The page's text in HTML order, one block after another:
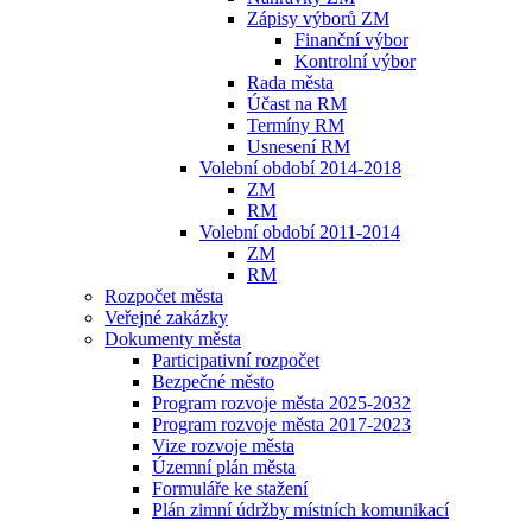
Zápisy výborů ZM
Finanční výbor
Kontrolní výbor
Rada města
Účast na RM
Termíny RM
Usnesení RM
Volební období 2014-2018
ZM
RM
Volební období 2011-2014
ZM
RM
Rozpočet města
Veřejné zakázky
Dokumenty města
Participativní rozpočet
Bezpečné město
Program rozvoje města 2025-2032
Program rozvoje města 2017-2023
Vize rozvoje města
Územní plán města
Formuláře ke stažení
Plán zimní údržby místních komunikací